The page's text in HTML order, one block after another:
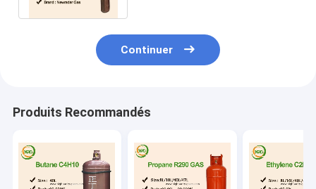
Continuer
Produits Recommandés